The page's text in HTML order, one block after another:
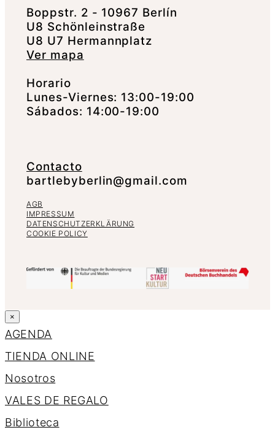
Boppstr. 2 - 10967 Berlín
U8 Schönleinstraße
U8 U7 Hermannplatz
Ver mapa
Horario
Lunes-Viernes: 13:00-19:00
Sábados: 14:00-19:00
Contacto
bartlebyberlin@gmail.com
AGB
IMPRESSUM
DATENSCHUTZERKLÄRUNG
COOKIE POLICY
×
AGENDA
TIENDA ONLINE
Nosotros
VALES DE REGALO
Biblioteca